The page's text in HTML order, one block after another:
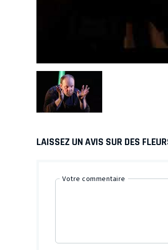
LAISSEZ UN AVIS SUR DES
Votre commentaire